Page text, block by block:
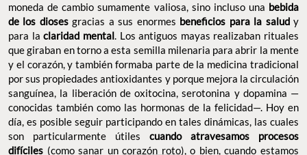
moneda de cambio sumamente valiosa, sino incluso una bebida
de los diosesgracias a sus enormes beneficios para la saludy
para la claridad mental. Los antiguos mayas realizaban rituales
que giraban en torno a esta semilla milenaria para abrir la mente
y el corazón, y también formaba parte de la medicina tradicional
por sus propiedades antioxidantes y porque mejora la circulación
sanguínea, la liberación de oxitocina, serotonina y dopamina —
conocidas también como las hormonas de la felicidad—. Hoy en
día, es posible seguir participando en tales dinámicas, las cuales
son particularmente útiles cuando atravesamos procesos
difíciles (como sanar uncorazón roto), o bien, cuando estamos